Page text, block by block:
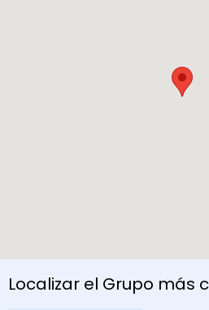
Localizar el Grupo más